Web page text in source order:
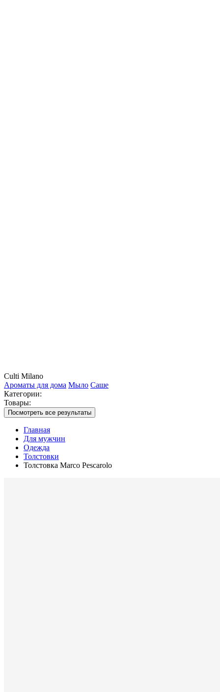
Culti Milano
Ароматы для дома Мыло Саше
Категории:
Товары:
Посмотреть все результаты
Главная
Для мужчин
Одежда
Толстовки
Толстовка Marco Pescarolo